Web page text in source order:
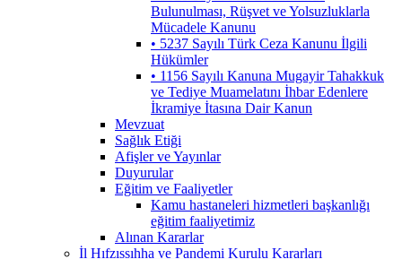
Bulunulması, Rüşvet ve Yolsuzluklarla
Mücadele Kanunu
• 5237 Sayılı Türk Ceza Kanunu İlgili
Hükümler
• 1156 Sayılı Kanuna Mugayir Tahakkuk
ve Tediye Muamelatını İhbar Edenlere
İkramiye İtasına Dair Kanun
Mevzuat
Sağlık Etiği
Afişler ve Yayınlar
Duyurular
Eğitim ve Faaliyetler
Kamu hastaneleri hizmetleri başkanlığı
eğitim faaliyetimiz
Alınan Kararlar
İl Hıfzıssıhha ve Pandemi Kurulu Kararları